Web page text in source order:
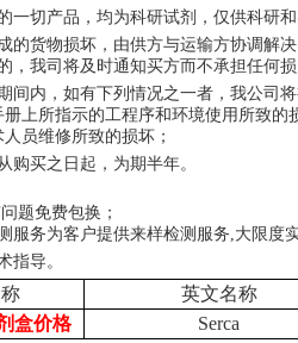
一切产品，均为科研试剂，仅供科研和
的货物损坏，由供方与运输方协调解
，我司将及时通知买方而不承担任何损
间内，如有下列情况之一者，我公司将
上所指示的工程序和环境使用所致的
员维修所致的损坏；
购买之日起，为期半年。
题免费包换；
服务为客户提供来样检测服务,大限度
指导。
英文名称
盒价格
Serca